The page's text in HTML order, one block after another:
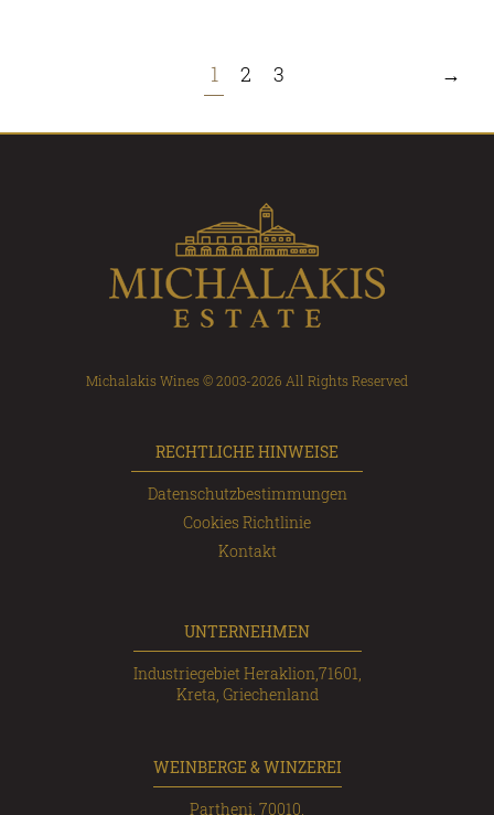
1 2 3 →
Michalakis Wines © 2003-2026 All Rights Reserved
RECHTLICHE HINWEISE
Datenschutzbestimmungen
Cookies Richtlinie
Kontakt
UNTERNEHMEN
Industriegebiet Heraklion,71601,
Kreta, Griechenland
WEINBERGE & WINZEREI
Partheni, 70010,